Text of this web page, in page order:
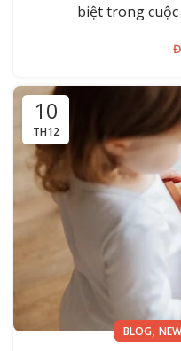
biệt trong
10
TH12
BLOG,